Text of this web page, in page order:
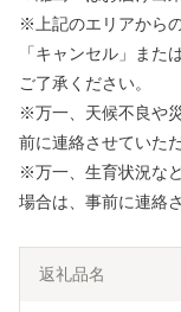
※上記のエリアから
「キャンセル」また
ご了承ください。
※万一、天候不良や
前に連絡させていた
※万一、生育状況な
場合は、事前に連絡
返礼品名